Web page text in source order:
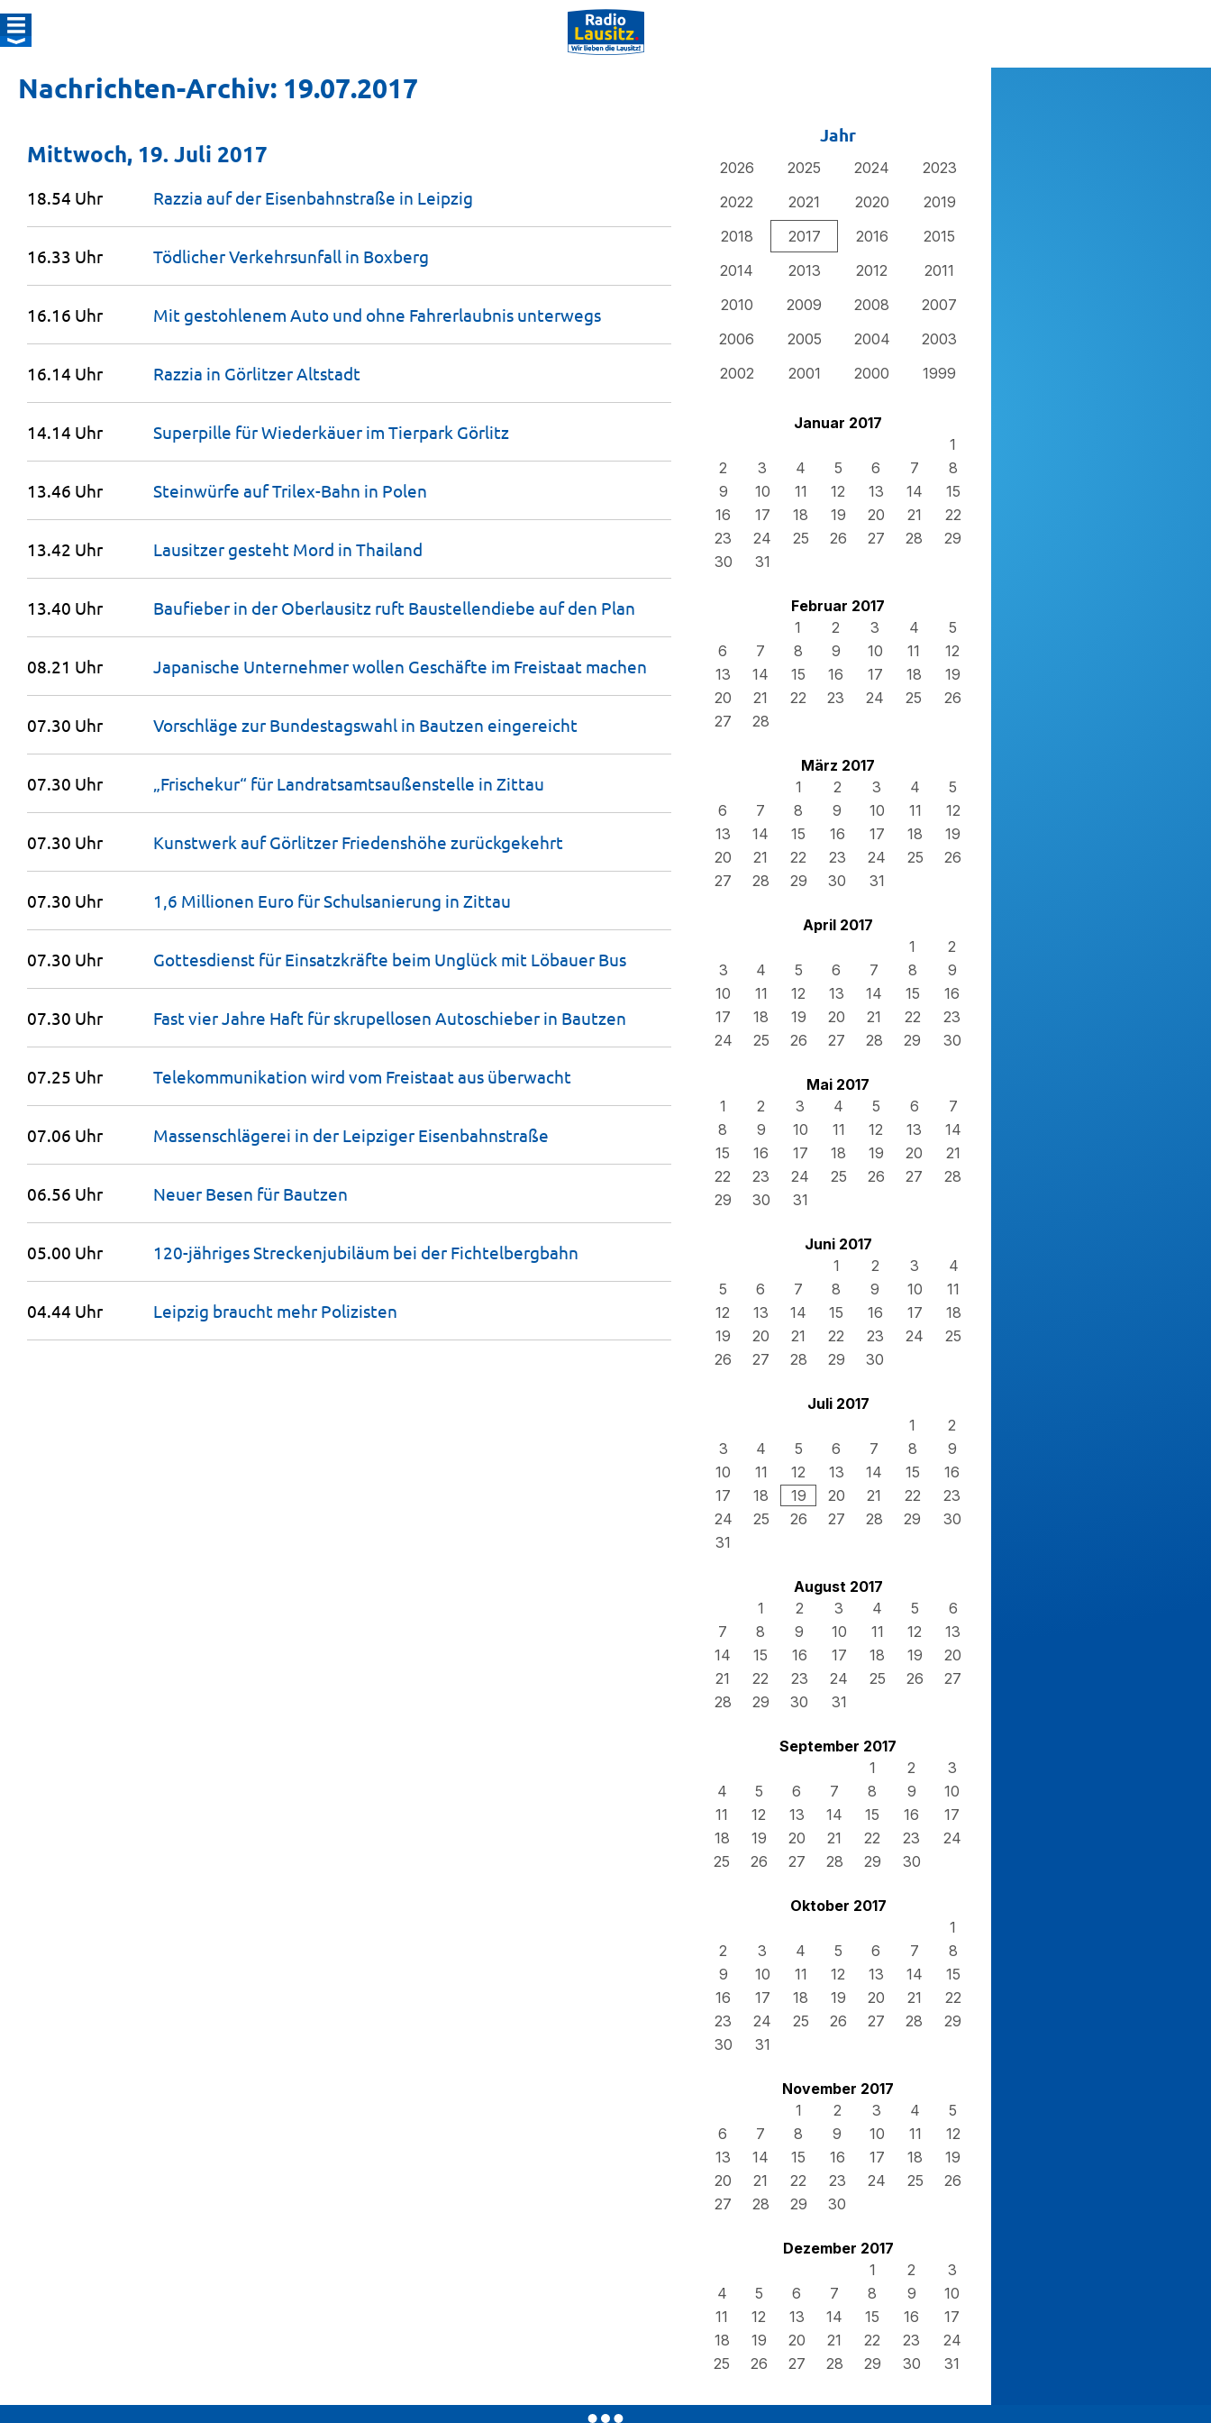
Nachrichten-Archiv: 19.07.2017
Jahr
2026 2025 2024
2023
2022
2021 2020
2019
2018
2017 2016
2015
2014
2013 2012
2011
2010
2009 2008
2007
2006
2005 2004
2003
2002
2001 2000 1999
Januar 2017
1
2
3 4 5 6 7
8
9
10 11 12 13 14
15
16
17 18 19 20 21
22
23
24 25 26 27 28
29
30
31
Februar 2017
1
2 3 4
5
6
7 8 9 10 11
12
13
14 15 16 17 18
19
20
21 22 23 24 25
26
27
28
März 2017
1
2 3 4
5
6
7 8 9 10 11
12
13
14 15 16 17 18
19
20
21 22 23 24 25
26
27
28 29 30 31
April 2017
1
2
3
4 5 6 7 8
9
10
11 12 13 14 15
16
17
18 19 20 21 22
23
24
25 26 27 28 29 30
Mai 2017
1
2 3 4 5 6
7
8
9 10 11 12 13
14
15
16 17 18 19 20
21
22
23 24 25 26 27
28
29
30 31
Juni 2017
1
2 3
4
5
6 7 8 9 10
11
12
13 14 15 16 17
18
19
20 21 22 23 24
25
26
27 28 29 30
Juli 2017
1
2
3
4 5 6 7 8
9
10
11 12 13 14 15
16
17
18 19 20 21 22
23
24
25 26 27 28 29
30
31
August 2017
1
2 3 4 5
6
7
8 9 10 11 12
13
14
15 16 17 18 19
20
21
22 23 24 25 26
27
28
29 30 31
September 2017
1
2
3
4
5 6 7 8 9
10
11
12 13 14 15 16
17
18
19 20 21 22 23
24
25
26 27 28 29 30
Oktober 2017
1
2
3 4 5 6 7
8
9
10 11 12 13 14
15
16
17 18 19 20 21
22
23
24 25 26 27 28
29
30
31
November 2017
1
2 3 4
5
6
7 8 9 10 11
12
13
14 15 16 17 18
19
20
21 22 23 24 25
26
27
28 29 30
Dezember 2017
1
2
3
4
5 6 7 8 9
10
11
12 13 14 15 16
17
18
19 20 21 22 23
24
25
26 27 28 29 30 31
Mittwoch, 19. Juli 2017
18.54 Uhr Razzia auf der Eisenbahnstraße in Leipzig
16.33 Uhr Tödlicher Verkehrsunfall in Boxberg
16.16 Uhr Mit gestohlenem Auto und ohne Fahrerlaubnis unterwegs
16.14 Uhr Razzia in GörlitzerAltstadt
14.14 Uhr Superpille für Wiederkäuer im Tierpark Görlitz
13.46 Uhr Steinwürfe auf Trilex-Bahn in Polen
13.42 Uhr Lausitzer gesteht Mord in Thailand
13.40 Uhr Baufieber in der Oberlausitz ruft Baustellendiebe auf den Plan
08.21 Uhr Japanische Unternehmer wollen Geschäfte im Freistaat machen
07.30 Uhr Vorschläge zur Bundestagswahl in Bautzen eingereicht
07.30 Uhr „Frischekur“ für Landrats­amts­au­ßenstelle in Zittau
07.30 Uhr Kunstwerk auf Görlitzer Friedenshöhe zurückgekehrt
07.30 Uhr 1,6 Millionen Euro für Schulsanierung in Zittau
07.30 Uhr Gottesdienst für Einsatzkräfte beim Unglück mit Löbauer Bus
07.30 Uhr Fast vier Jahre Haft für skrupellosen Autoschieber in Bautzen
07.25 Uhr Telekommu­nikation wird vom Freistaat aus überwacht
07.06 Uhr Massenschlägerei in der Leipziger Eisenbahnstraße
06.56 Uhr Neuer Besen für Bautzen
05.00 Uhr 120-jähriges Strecken­jubiläum bei der Fichtelbergbahn
04.44 Uhr Leipzig braucht mehr Polizisten